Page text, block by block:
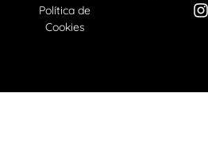
Política de
Cookies